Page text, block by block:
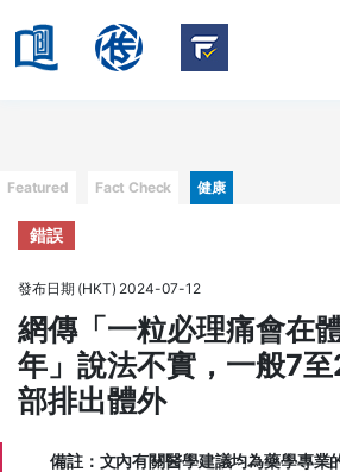
HKBU
of
Communication
Categories
Featured Fact Check 健康
錯誤
發布日期 (HKT) 2024-07-12
網傳「一粒必理痛會在
年」說法不實，一般7
部排出體外
備註： 文內有關醫學建議均為藥學專業